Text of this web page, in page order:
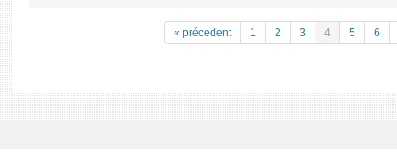
« précedent 1 2 3 4 5 6